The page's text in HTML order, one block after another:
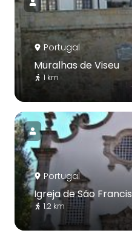
Portugal
Muralhas de Viseu
1 km
Portugal
Igreja de São
1.2 km